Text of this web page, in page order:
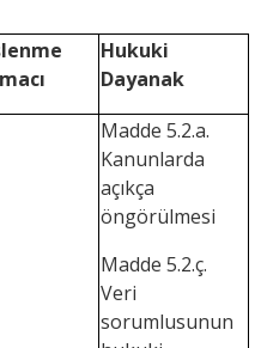
Hukuki
Dayanak
Madde 5.2.a.
Kanunlarda
açıkça
öngörülmesi
Madde 5.2.ç.
Veri
sorumlusunun